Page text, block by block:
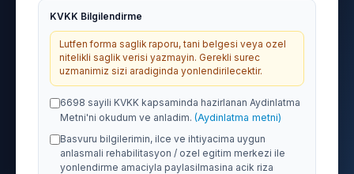
KVKK Bilgilendirme
Lutfen forma saglik raporu, tani belgesi veya ozel
nitelikli saglik verisi yazmayin. Gerekli surec
uzmanimiz sizi aradiginda yonlendirilecektir.
6698 sayili KVKK kapsaminda hazirlanan Aydinlatma
Metni'ni okudum ve anladim. (Aydinlatma metni)
Basvuru bilgilerimin, ilce ve ihtiyacima uygun
anlasmali rehabilitasyon / ozel egitim merkezi ile
yonlendirme amaciyla paylasilmasina acik riza